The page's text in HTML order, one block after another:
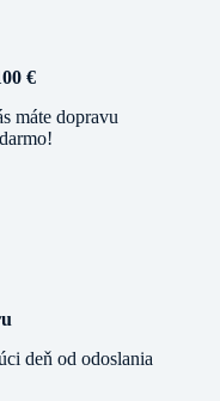
€
máte dopravu
deň od odoslania